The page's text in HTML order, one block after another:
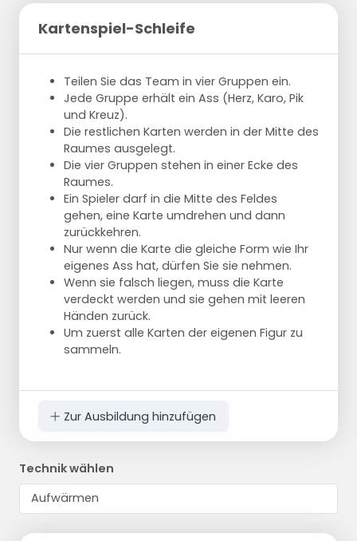
Kartenspiel-Schleife
Teilen Sie das Team in vier Gruppen ein.
Jede Gruppe erhält ein Ass (Herz, Karo, Pik
und Kreuz).
Die restlichen Karten werden in der Mitte des
Raumes ausgelegt.
Die vier Gruppen stehen in einer Ecke des
Raumes.
Ein Spieler darf in die Mitte des Feldes
gehen, eine Karte umdrehen und dann
zurückkehren.
Nur wenn die Karte die gleiche Form wie Ihr
eigenes Ass hat, dürfen Sie sie nehmen.
Wenn sie falsch liegen, muss die Karte
verdeckt werden und sie gehen mit leeren
Händen zurück.
Um zuerst alle Karten der eigenen Figur zu
sammeln.
Zur Ausbildung hinzufügen
Technik wählen